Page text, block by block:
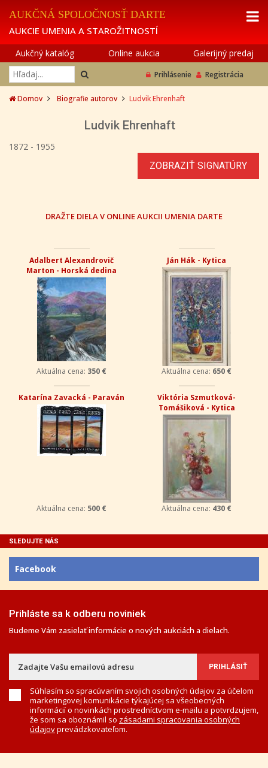
AUKČNÁ SPOLOČNOSŤ DARTE
AUKCIE UMENIA A STAROŽITNOSTÍ
Aukčný katalóg Online aukcia Galerijný predaj
Prihlásenie Registrácia
Domov Biografie autorov Ludvik Ehrenhaft
Ludvik Ehrenhaft
1872 - 1955
ZOBRAZIŤ SIGNATÚRY
DRAŽTE DIELA V ONLINE AUKCII UMENIA DARTE
Adalbert Alexandrovič
Marton - Horská dedina
Aktuálna cena: 350 €
Ján Hák - Kytica
Aktuálna cena: 650 €
Katarína Zavacká - Paraván
Aktuálna cena: 500 €
Viktória Szmutková-
Tomášiková - Kytica
Aktuálna cena: 430 €
SLEDUJTE NÁS
Facebook
Prihláste sa k odberu noviniek
Budeme Vám zasielať informácie o nových aukciách a dielach.
Súhlasím so spracúvaním svojich osobných údajov za účelom
marketingovej komunikácie týkajúcej sa všeobecných
informácií o novinkách prostredníctvom e-mailu a potvrdzujem,
že som sa oboznámil so zásadami spracovania osobných
údajovprevádzkovateľom.